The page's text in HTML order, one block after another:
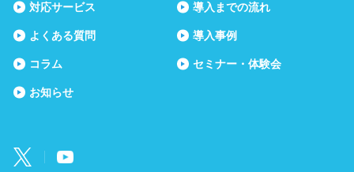
対応サービス 導入までの流れ
よくある質問 導入事例
コラム セミナー・体験会
お知らせ